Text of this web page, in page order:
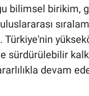
bilimsel birikim,
Türkiye'nin
sürdürülebilir
devam